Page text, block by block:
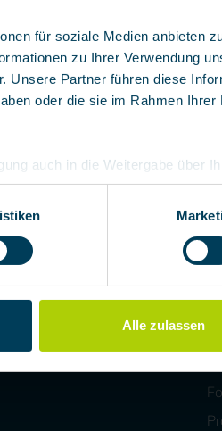
für soziale Medien anbieten
zu Ihrer Verwendung
Unsere Partner führen diese
oder die sie im Rahmen Ihrer
auch in die Weitergabe über
Schöppingen, Deutschland), die
Produktverbesserungen,
Alle zulassen
Reparatur